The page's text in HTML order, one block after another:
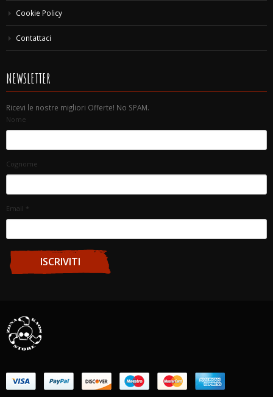
Cookie Policy
Contattaci
NEWSLETTER
Ricevi le nostre migliori Offerte! No SPAM.
Nome
Cognome
Email *